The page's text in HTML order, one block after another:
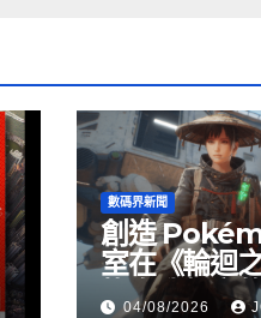
數碼界新聞
創造
室在《輪迴
找自我聲音
04/08/2026